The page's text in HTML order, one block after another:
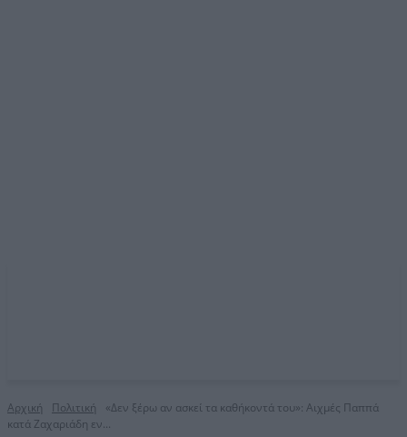
Αρχική Πολιτική
«Δεν ξέρω αν ασκεί τα καθήκοντά του»: Αιχμές Παππά
κατά Ζαχαριάδη εν...